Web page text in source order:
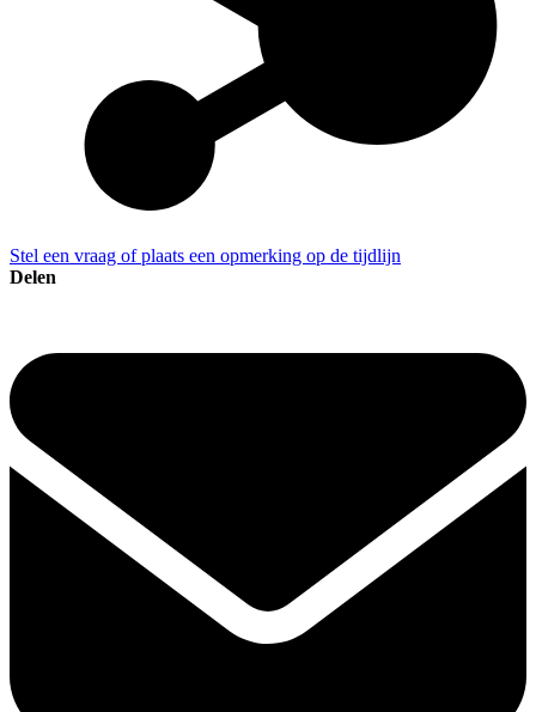
Stel een vraag of plaats een opmerking op de tijdlijn
Delen